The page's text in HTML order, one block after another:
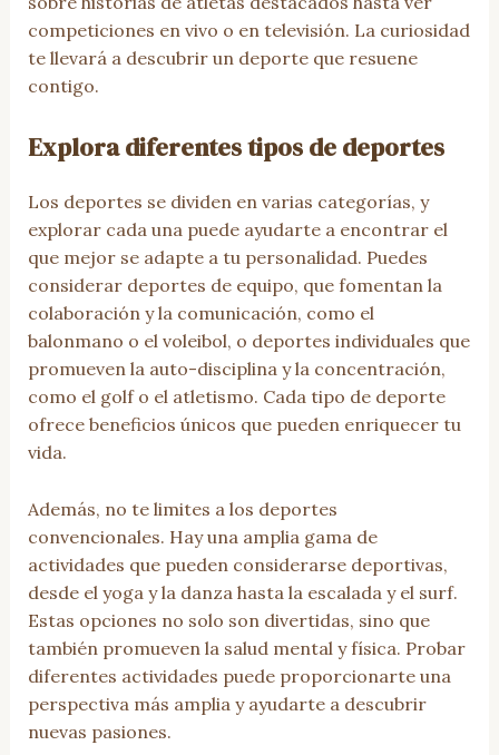
competiciones en vivo o en televisión. La curiosidad
te llevará a descubrir un deporte que resuene
contigo.
Explora diferentes tipos de deportes
Los deportes se dividen en varias categorías, y
explorar cada una puede ayudarte a encontrar el
que mejor se adapte a tu personalidad. Puedes
considerar deportes de equipo, que fomentan la
colaboración y la comunicación, como el
balonmano o el voleibol, o deportes individuales que
promueven la auto-disciplina y la concentración,
como el golf o el atletismo. Cada tipo de deporte
ofrece beneficios únicos que pueden enriquecer tu
vida.
Además, no te limites a los deportes
convencionales. Hay una amplia gama de
actividades que pueden considerarse deportivas,
desde el yoga y la danza hasta la escalada y el surf.
Estas opciones no solo son divertidas, sino que
también promueven la salud mental y física. Probar
diferentes actividades puede proporcionarte una
perspectiva más amplia y ayudarte a descubrir
nuevas pasiones.